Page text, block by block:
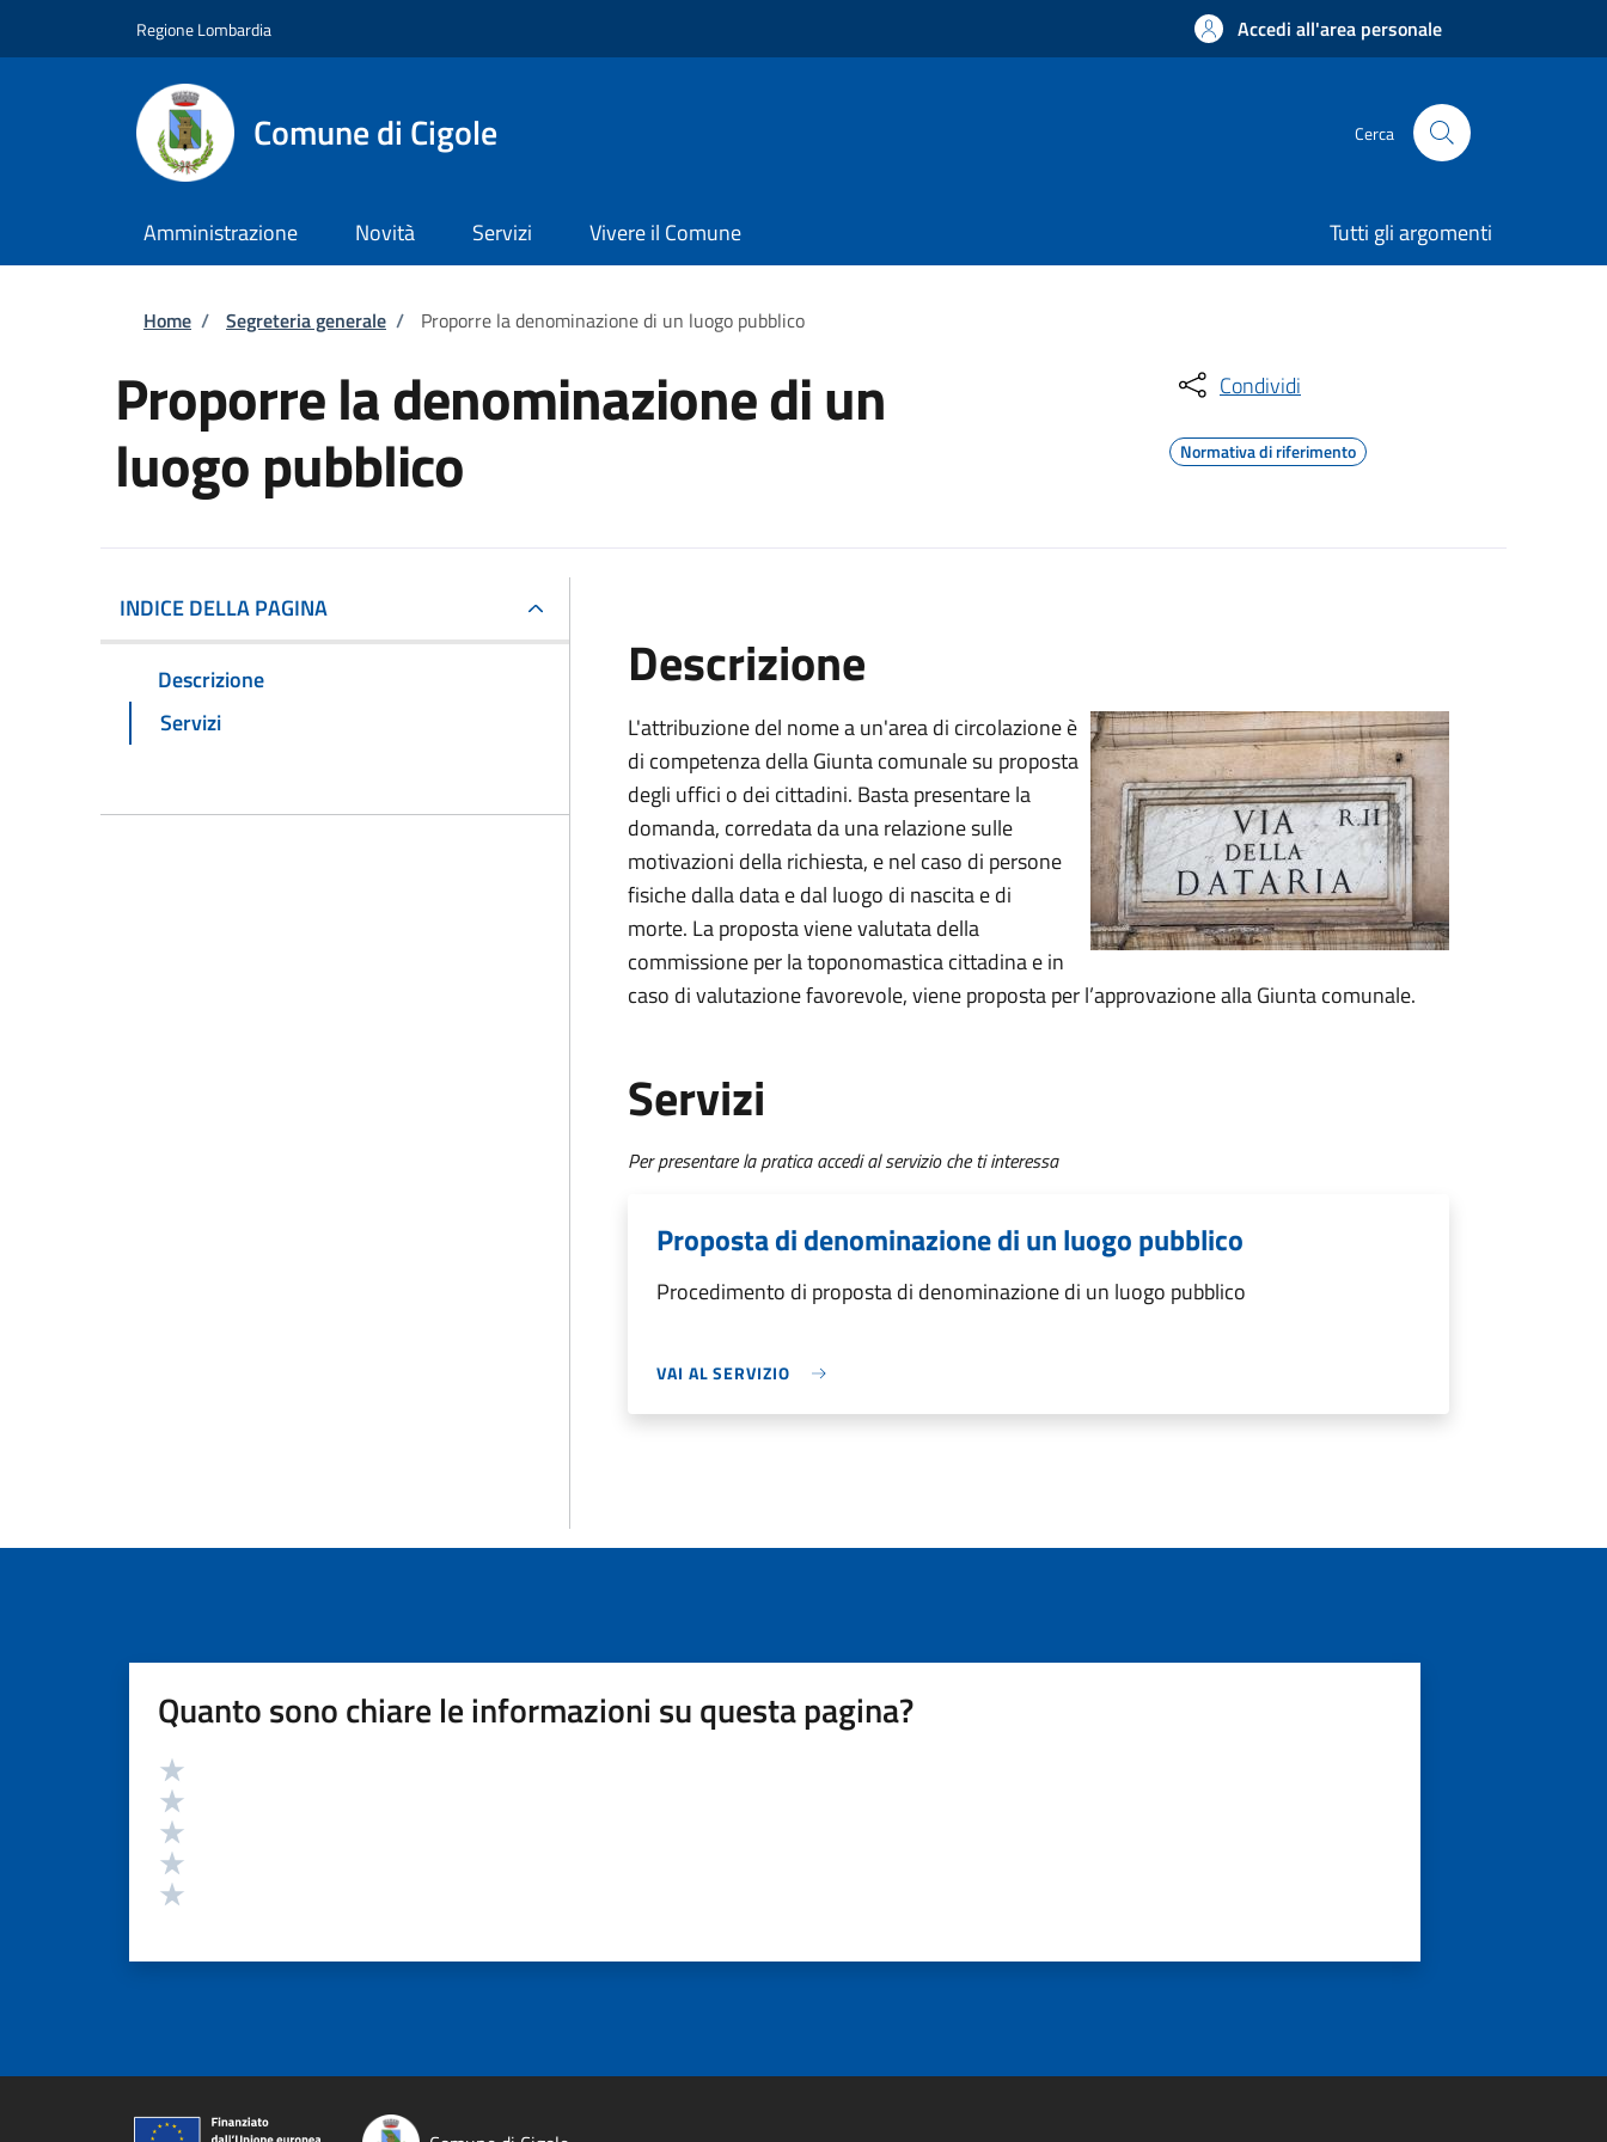
Regione Lombardia Accedi all'area personale
Comune di Cigole Cerca
Amministrazione Novità Servizi Vivere il Comune Tutti gli argomenti
Briciole di pane
Home / Segreteria generale / Proporre la denominazione di un luogo pubblico
Proporre la denominazione di un
luogo pubblico
Condividi
Normativa di riferimento
INDICE DELLA PAGINA
Descrizione
Servizi
Descrizione
L'attribuzione del nome a un'area di circolazione è
di competenza della Giunta comunale su proposta
degli uffici o dei cittadini. Basta presentare la
domanda, corredata da una relazione sulle
motivazioni della richiesta, e nel caso di persone
fisiche dalla data e dal luogo di nascita e di
morte. La proposta viene valutata della
commissione per la toponomastica cittadina e in
caso di valutazione favorevole, viene proposta per l’approvazione alla Giunta comunale.
Servizi
Per presentare la pratica accedi al servizio che ti interessa
Proposta di denominazione di un luogo pubblico
Procedimento di proposta di denominazione di un luogo pubblico
VAI AL SERVIZIO
Quanto sono chiare le informazioni su questa pagina?
Valutazione